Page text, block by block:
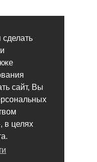
сайт, Вы
в целях